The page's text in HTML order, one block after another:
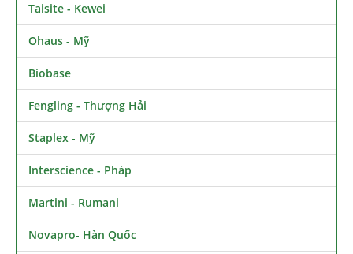
Taisite - Kewei
Ohaus - Mỹ
Biobase
Fengling - Thượng Hải
Staplex - Mỹ
Interscience - Pháp
Martini - Rumani
Novapro- Hàn Quốc